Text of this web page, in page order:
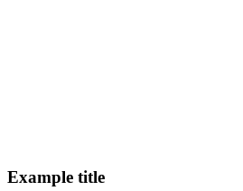
Example title